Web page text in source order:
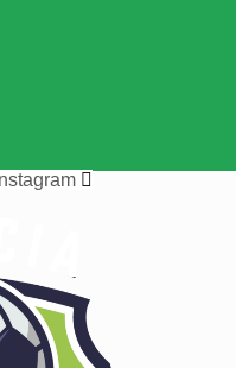
Instagram